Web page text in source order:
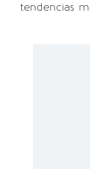
tendencias